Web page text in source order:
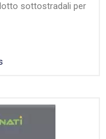
sottostradali per